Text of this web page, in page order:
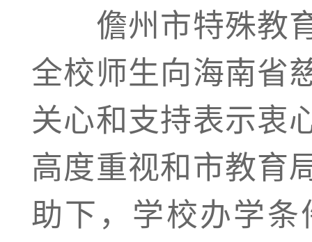
儋州市特殊教育
全校师生向海南省
关心和支持表示衷
高度重视和市教育
助下，学校办学